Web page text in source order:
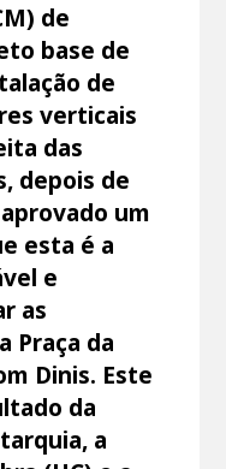
de
base de
de
verticais
das
depois de
um
esta é a
e
as
Praça da
Dinis. Este
da
a